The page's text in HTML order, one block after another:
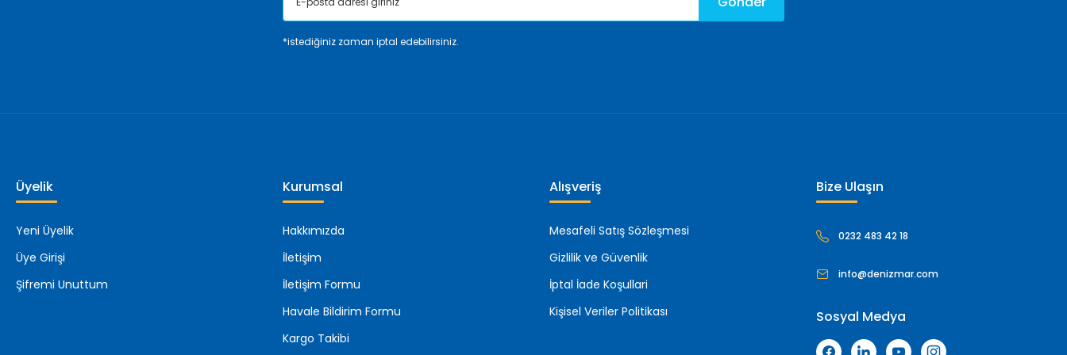
*istediğiniz zaman iptal edebilirsiniz.
Üyelik
Yeni Üyelik
Üye Girişi
Şifremi Unuttum
Kurumsal
Hakkımızda
İletişim
İletişim Formu
Havale Bildirim Formu
Kargo Takibi
Alışveriş
Mesafeli Satış Sözleşmesi
Gizlilik ve Güvenlik
İptal İade Koşullari
Kişisel Veriler Politikası
Bize Ulaşın
0232 483 42 18
info@denizmar.com
Sosyal Medya